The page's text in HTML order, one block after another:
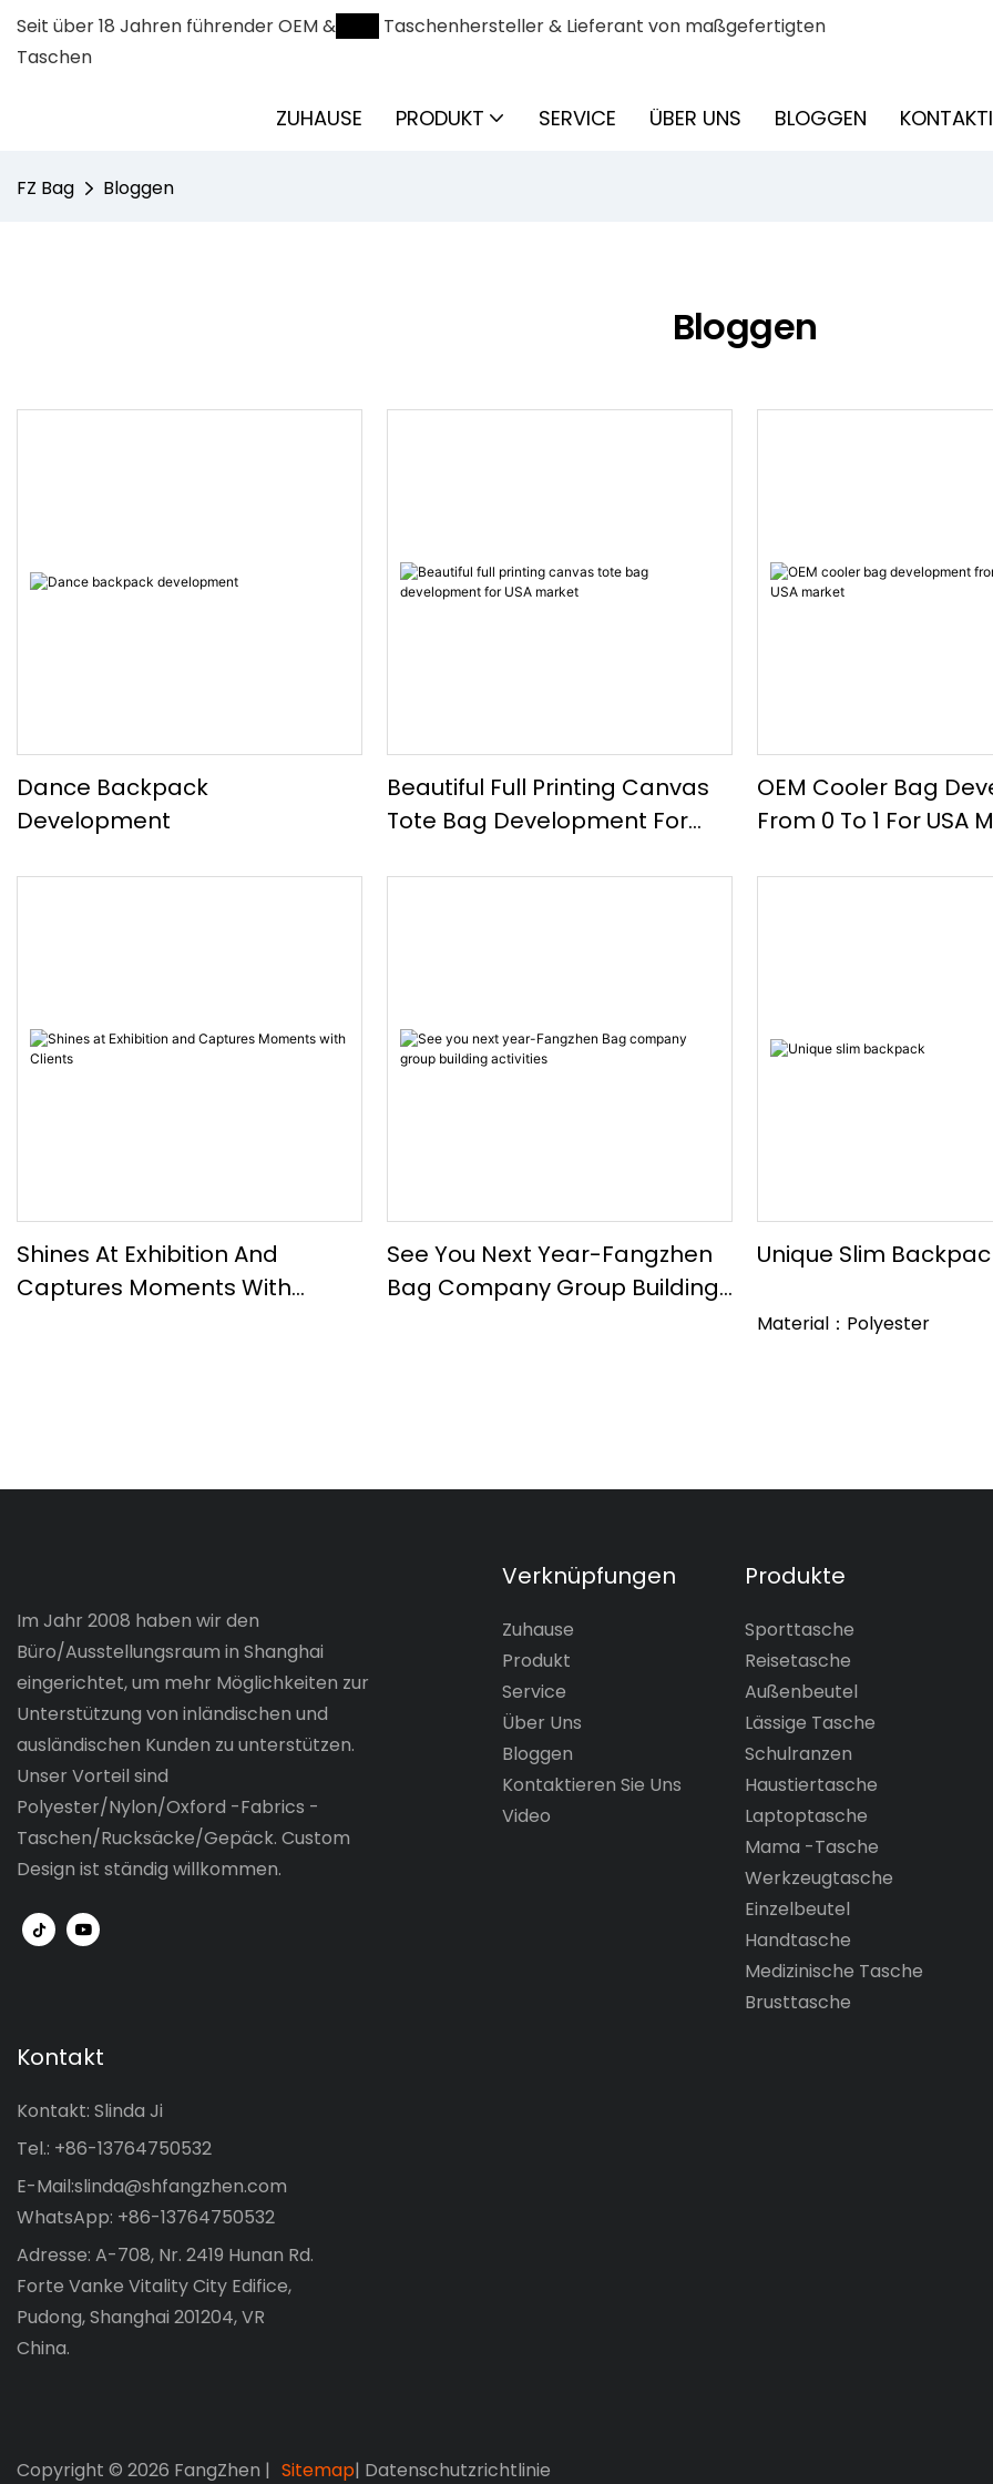
Seit über 18 Jahren führender OEM &
Taschenhersteller & Lieferant von maßgefertigten
Taschen
ZUHAUSE PRODUKT SERVICE ÜBER UNS BLOGGEN
FZ Bag Bloggen
Bloggen
Dance Backpack
Development
Beautiful Full Printing Canvas
Tote Bag Development For
OEM Cooler Bag
From 0 To 1 For USA
Shines At Exhibition And
Captures Moments With
See You Next Year-Fangzhen
Bag Company Group Building
Unique Slim
Material：Polyester
Im Jahr 2008 haben wir den
Büro/Ausstellungsraum in Shanghai
eingerichtet, um mehr Möglichkeiten zur
Unterstützung von inländischen und
ausländischen Kunden zu unterstützen.
Unser Vorteil sind
Polyester/Nylon/Oxford -Fabrics -
Taschen/Rucksäcke/Gepäck. Custom
Design ist ständig willkommen.
Verknüpfungen
Zuhause
Produkt
Service
Über Uns
Bloggen
Kontaktieren Sie Uns
Video
Produkte
Sporttasche
Reisetasche
Außenbeutel
Lässige Tasche
Schulranzen
Haustiertasche
Laptoptasche
Mama -Tasche
Werkzeugtasche
Einzelbeutel
Handtasche
Medizinische Tasche
Brusttasche
Kontakt
Kontakt: Slinda Ji
Tel.: +86-13764750532
E-Mail:slinda@shfangzhen.com
WhatsApp: +86-13764750532
Adresse: A-708, Nr. 2419 Hunan Rd.
Forte Vanke Vitality City Edifice,
Pudong, Shanghai 201204, VR
China.
Copyright © 2026 FangZhen | Sitemap| Datenschutzrichtlinie